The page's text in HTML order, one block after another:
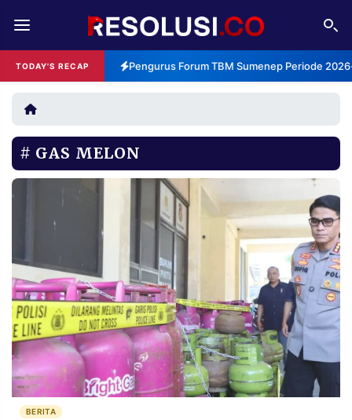
TODAY'S RECAP Pengurus Forum TBM Sumenep Periode
REDAKSI TENTANG
RESOLUSI IKLAN
RUBRIKASI
EDITORIAL AKSARA
FINANSIA
NASIONAL
MANCA SPORT
INFORMASI
PRIVACY
POLICY
BERITA
WARGA
INFORMASI
IKLAN
KIRIM
GAS MELON
BERITA